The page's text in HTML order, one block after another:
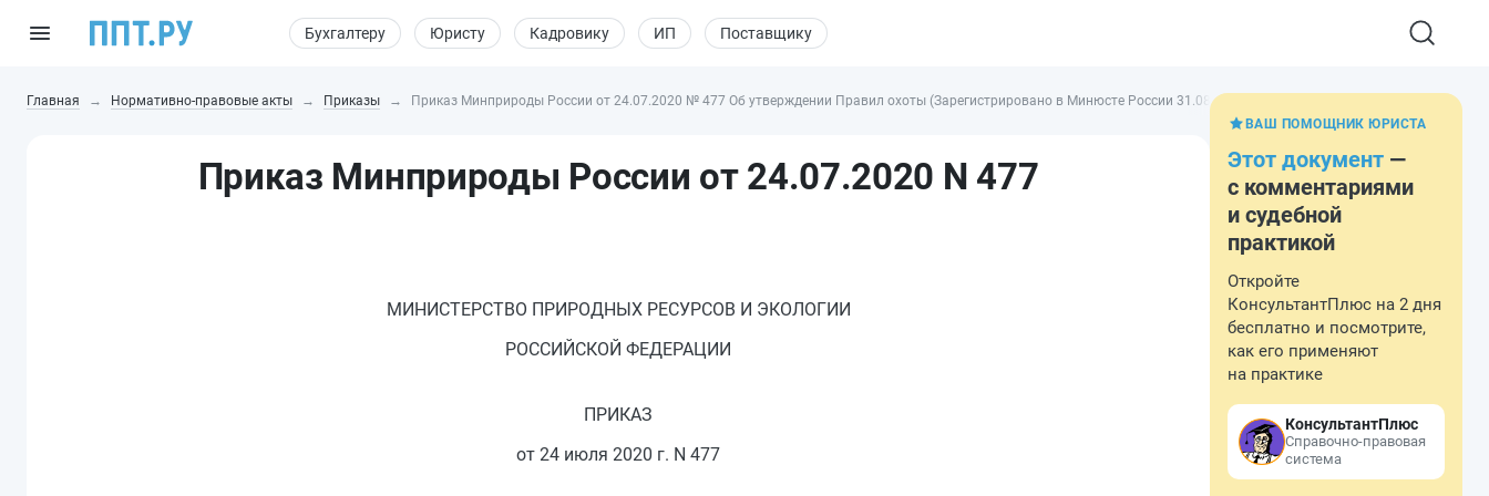
Бухгалтеру Юристу Кадровику ИП Поставщику
Главная Нормативно-правовые акты Приказы Приказ Минприроды России от 24.07.2020 № 477 Об утверждении Правил охоты (Зарегистрировано в Минюсте России 31.08.2020 № 59585)
Приказ Минприроды России от 24.07.2020 N 477
МИНИСТЕРСТВО ПРИРОДНЫХ РЕСУРСОВ И ЭКОЛОГИИ
РОССИЙСКОЙ ФЕДЕРАЦИИ
ПРИКАЗ
от 24 июля 2020 г. N 477
ВАШ ПОМОЩНИК ЮРИСТА
Этот документ —
с комментариями
и судебной
практикой
Откройте
КонсультантПлюс на 2 дня
бесплатно и посмотрите,
как его применяют
на практике
КонсультантПлюс
Справочно-правовая
система